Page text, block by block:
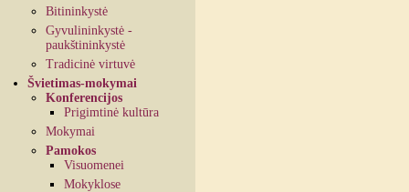
Bitininkystė
Gyvulininkystė -
paukštininkystė
Tradicinė virtuvė
Švietimas-mokymai
Konferencijos
Prigimtinė kultūra
Mokymai
Pamokos
Visuomenei
Mokyklose